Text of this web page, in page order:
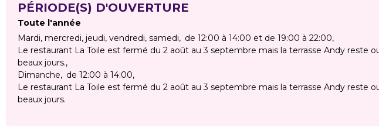
PÉRIODE(S) D'OUVERTURE
Toute l'année
Mardi, mercredi, jeudi, vendredi, samedi
de 12:00 à 14:00 et de 19:00 à 22:00
Le restaurant La Toile est fermé du 2 août au 3 septembre mais la terrasse Andy reste
beaux jours.
Dimanche
de 12:00 à 14:00
Le restaurant La Toile est fermé du 2 août au 3 septembre mais la terrasse Andy reste
beaux jours.